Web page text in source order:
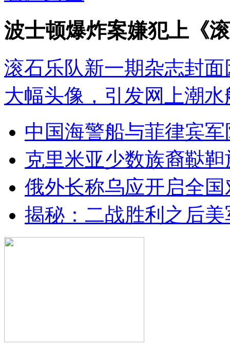
波士顿爆炸案嫌犯上《
滚石乐队新一期杂志封
大幅头像，引发网上潮
中国海警船与菲律宾
克里米亚少数族裔鞑
俄外长称乌应开启全
揭秘：二战胜利之后